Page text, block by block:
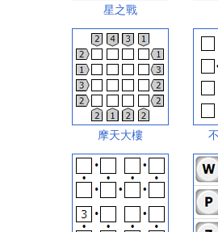
星之戰
摩天大樓